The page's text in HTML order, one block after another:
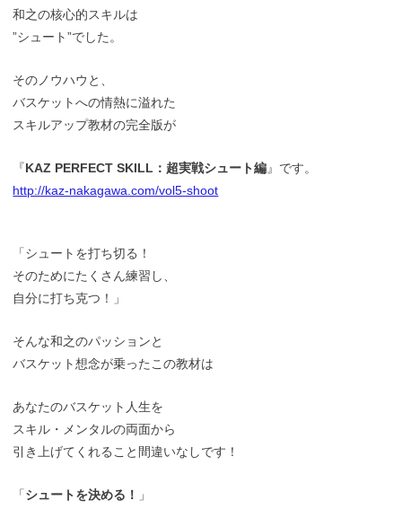
和之の核心的スキルは
”シュート”でした。
そのノウハウと、
バスケットへの情熱に溢れた
スキルアップ教材の完全版が
『KAZ PERFECT SKILL：超実戦シュート編』です。
http://kaz-nakagawa.com/vol5-shoot
「シュートを打ち切る！
そのためにたくさん練習し、
自分に打ち克つ！」
そんな和之のパッションと
バスケット想念が乗ったこの教材は
あなたのバスケット人生を
スキル・メンタルの両面から
引き上げてくれること間違いなしです！
「シュートを決める！ 」